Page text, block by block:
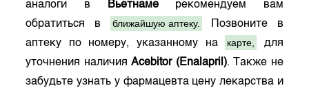
аналоги в Вьетнамерекомендуем вам
обратиться в
ближайшую аптеку.
Позвоните в
аптеку по номеру, указанному на
карте,
для
уточнения наличияAcebitor (Enalapril). Также не
забудьте узнать у фармацевта цену лекарства и